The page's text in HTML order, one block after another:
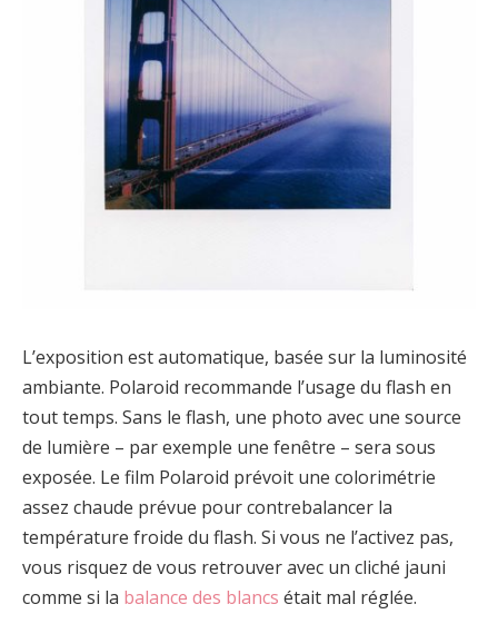
L’exposition est automatique, basée sur la luminosité
ambiante. Polaroid recommande l’usage du flash en
tout temps. Sans le flash, une photo avec une source
de lumière – par exemple une fenêtre – sera sous
exposée. Le film Polaroid prévoit une colorimétrie
assez chaude prévue pour contrebalancer la
température froide du flash. Si vous ne l’activez pas,
vous risquez de vous retrouver avec un cliché jauni
comme si la balance des blancs était mal réglée.